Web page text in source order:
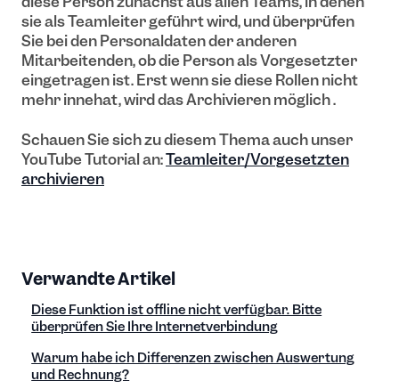
sie als Teamleiter geführt wird, und überprüfen
Sie bei den Personaldaten der anderen
Mitarbeitenden, ob die Person als Vorgesetzter
eingetragen ist. Erst wenn sie diese Rollen nicht
mehr innehat, wird das Archivieren möglich .
Schauen Sie sich zu diesem Thema auch unser
YouTube Tutorial an:Teamleiter/Vorgesetzten
archivieren
Verwandte Artikel
Diese Funktion ist offline nicht verfügbar. Bitte
überprüfen Sie Ihre Internetverbindung
Warum habe ich Differenzen zwischen Auswertung
und Rechnung?